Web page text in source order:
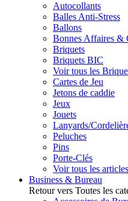
Autocollants
Balles Anti-Stress
Ballons
Bonnes Affaires &
Briquets
Briquets BIC
Voir tous les
Cartes de Jeu
Jetons de caddie
Jeux
Jouets
Lanyards/
Peluches
Pins
Porte-Clés
Voir tous les articles
Business & Bureau
Retour vers Toutes les